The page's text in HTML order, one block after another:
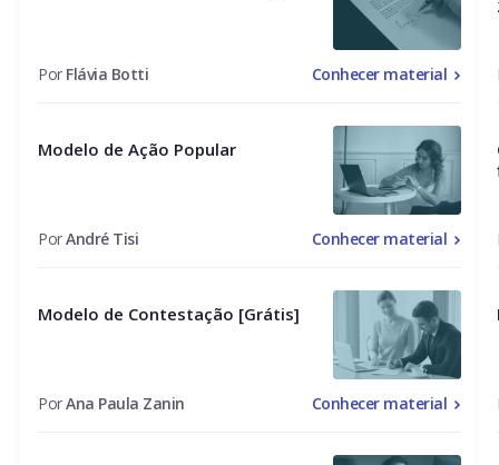
Por Flávia Botti Conhecer material
Modelo de Ação Popular
PorAndré Tisi Conhecer material
Modelo de Contestação [Grátis]
PorAna Paula Zanin Conhecer material